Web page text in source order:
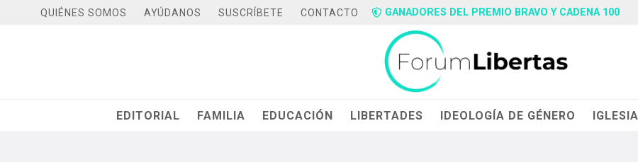
QUIÉNES SOMOS AYÚDANOS SUSCRÍBETE CONTACTO GANADORES DEL PREMIO BRAVO Y CADENA 100
EDITORIAL FAMILIA EDUCACIÓN LIBERTADES IDEOLOGÍA DE GÉNERO IGLESIA